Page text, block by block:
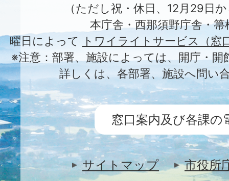
（ただし祝・休日、12月29日
本庁舎・西那須野庁舎・
曜日によって
トワイライトサービス（窓
※注意：部署、施設によっては、開庁・
詳しくは、各部署、施設へ問い
窓口案内及び各課の
サイトマップ 市役所